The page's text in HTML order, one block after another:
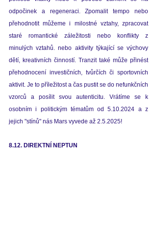
odpočinek a regeneraci. Zpomalit tempo nebo
přehodnotit můžeme i milostné vztahy, zpracovat
staré romantické záležitosti nebo konflikty z
minulých vztahů. nebo aktivity týkající se výchovy
dětí, kreativních činností. Tranzit také může přinést
přehodnocení investičních, tvůrčích či sportovních
aktivit. Je to příležitost a čas pustit se do nefunkčních
vzorců a posílit svou autenticitu. Vrátíme se k
osobním i politickým tématům od 5.10.2024 a z
jejich "stínů" nás Mars vyvede až 2.5.2025!
8.12. DIREKTNÍ NEPTUN